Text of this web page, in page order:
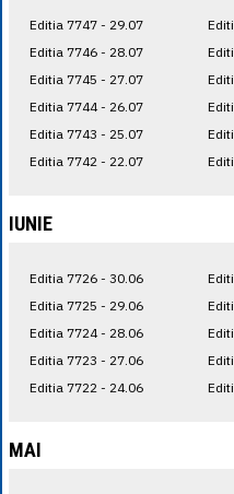
Editia 7747 - 29.07
Editia 7746 - 28.07
Editia 7745 - 27.07
Editia 7744 - 26.07
Editia 7743 - 25.07
Editia 7742 - 22.07
IUNIE
Editia 7726 - 30.06
Editia 7725 - 29.06
Editia 7724 - 28.06
Editia 7723 - 27.06
Editia 7722 - 24.06
MAI